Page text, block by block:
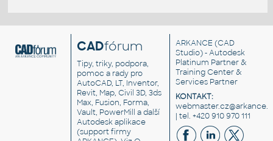
CADfórum
Tipy, triky, podpora,
pomoc a rady pro
AutoCAD, LT, Inventor,
Revit, Map, Civil 3D, 3ds
Max, Fusion, Forma,
Vault, PowerMill a další
Autodesk aplikace
(support firmy
ARKANCE (CAD
Studio) - Autodesk
Platinum Partner &
Training Center &
Services Partner
KONTAKT:
| tel. +420 910 970 111